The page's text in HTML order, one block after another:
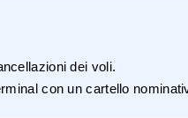
dei voli.
con un cartello